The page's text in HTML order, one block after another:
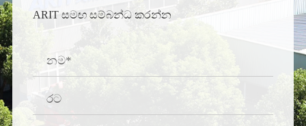
ARIT සමඟ සම්බන්ධ කරන්න